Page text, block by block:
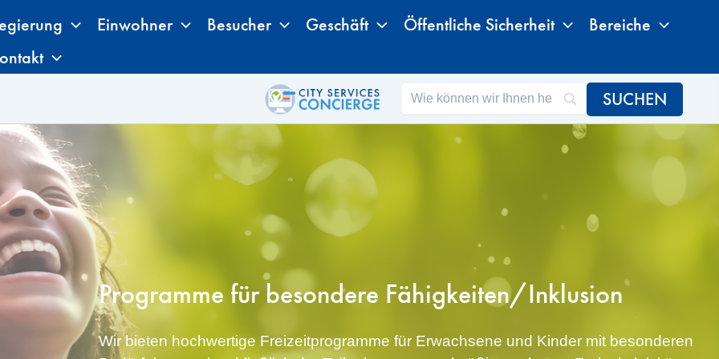
Einwohner Besucher Geschäft Öffentliche Sicherheit
Bereiche
Programme für besondere Fähigkeiten/Inklusion
Wir bieten hochwertige Freizeitprogramme für Erwachsene und Kinder mit besonderen